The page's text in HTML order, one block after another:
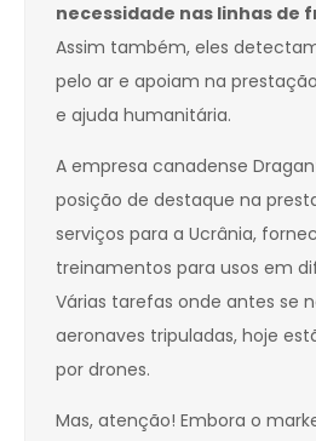
necessidade nas linhas de
Assim também, eles
pelo ar e apoiam na
e ajuda humanitária.
A empresa canadense
posição de destaque na
serviços para a Ucrânia,
treinamentos para usos em
Várias tarefas onde antes se
aeronaves tripuladas, hoje
por drones.
Mas, atenção! Embora o